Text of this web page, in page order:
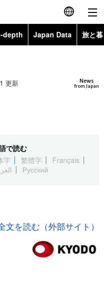
English
العربية
depth Japan Data 旅と
Images
お知らせ
News
from Japan
更新
で読む
字 繁體字
Français
Русский
文を読む（外部サイト）